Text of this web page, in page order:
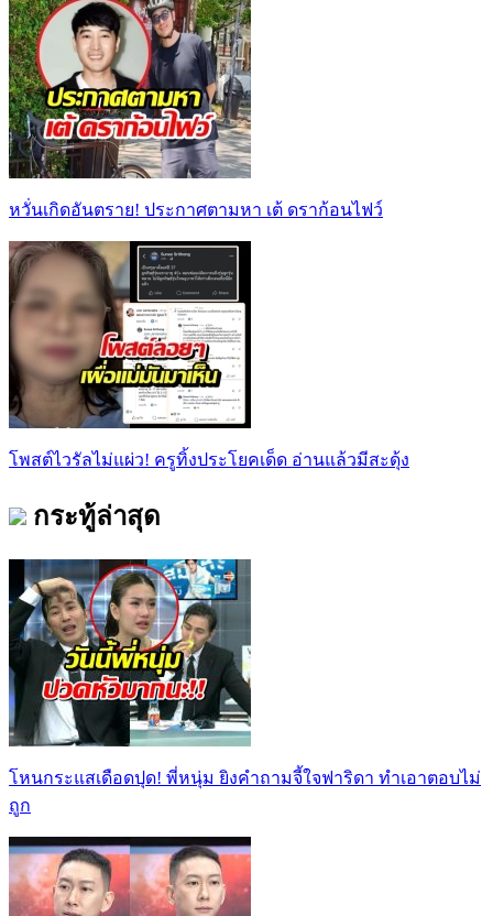
หวั่นเกิดอันตราย! ประกาศตามหา เต้ ดราก้อนไฟว์
โพสต์ไวรัลไม่แผ่ว! ครูทิ้งประโยคเด็ด อ่านแล้วมีสะดุ้ง
กระทู้ล่าสุด
โหนกระแสเดือดปุด! พี่หนุ่ม ยิงคำถามจี้ใจฟาริดา ทำเอาตอบไม่
ถูก